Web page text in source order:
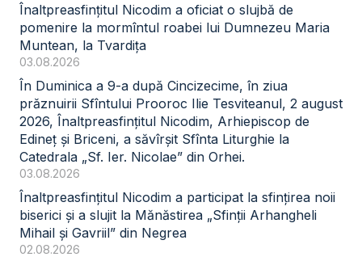
Înaltpreasfințitul Nicodim a oficiat o slujbă de
pomenire la mormîntul roabei lui Dumnezeu Maria
Muntean, la Tvardița
03.08.2026
În Duminica a 9-a după Cincizecime, în ziua
prăznuirii Sfîntului Prooroc Ilie Tesviteanul, 2 august
2026, Înaltpreasfințitul Nicodim, Arhiepiscop de
Edineț și Briceni, a săvîrșit Sfînta Liturghie la
Catedrala „Sf. Ier. Nicolae” din Orhei.
03.08.2026
Înaltpreasfințitul Nicodim a participat la sfințirea noii
biserici și a slujit la Mănăstirea „Sfinții Arhangheli
Mihail și Gavriil” din Negrea
02.08.2026